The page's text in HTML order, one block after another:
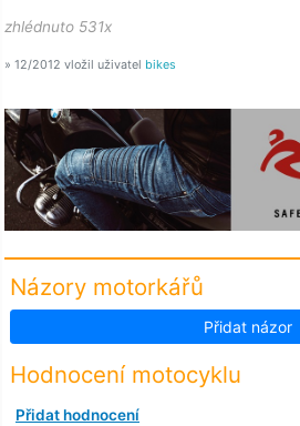
zhlédnuto 531x
» 12/2012 vložil uživatel bikes
Názory motorkářů
Přidat názor
Hodnocení motocyklu
Přidat hodnocení